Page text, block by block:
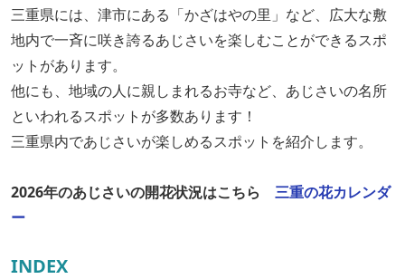
三重県には、津市にある「かざはやの里」など、広大な敷
地内で一斉に咲き誇るあじさいを楽しむことができるスポ
ットがあります。
他にも、地域の人に親しまれるお寺など、あじさいの名所
といわれるスポットが多数あります！
三重県内であじさいが楽しめるスポットを紹介します。
2026年のあじさいの開花状況はこちら 三重の花カレンダ
ー
INDEX